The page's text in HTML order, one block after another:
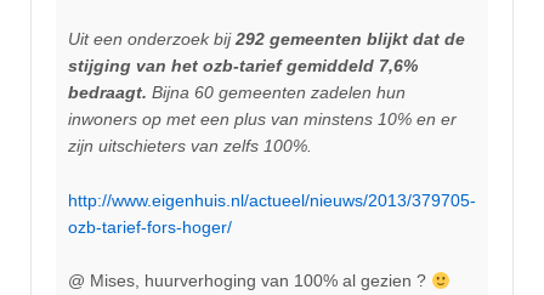
Uit een onderzoek bij292 gemeenten blijkt dat de
stijging van het ozb-tarief gemiddeld 7,6%
bedraagt. Bijna 60 gemeenten zadelen hun
inwoners op met een plus van minstens 10% en er
zijn uitschieters van zelfs 100%.
http://www.eigenhuis.nl/actueel/nieuws/2013/379705-
ozb-tarief-fors-hoger/
@ Mises, huurverhoging van 100% al gezien ?